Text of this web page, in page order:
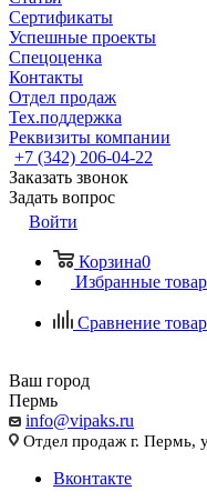
Сертификаты
Успешные проекты
Спецоценка
Контакты
Отдел продаж
Тех.поддержка
Реквизиты компании
+7 (342) 206-04-22
Заказать звонок
Задать вопрос
Войти
Корзина0
Избранные
Сравнение
Ваш город
Пермь
info@vipaks.ru
Отдел продаж г. Пермь,
Вконтакте